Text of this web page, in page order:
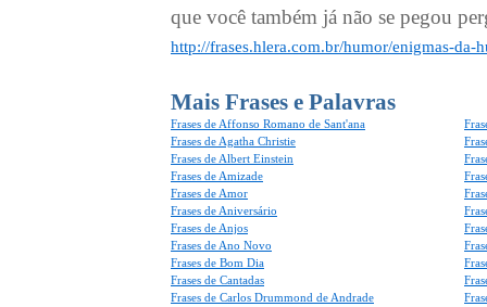
que você também já não se pegou
http://frases.hlera.com.br/humor/enigmas-da-
Mais Frases e Palavras
Frases de Affonso Romano de Sant'ana
Frases de Agatha Christie
Frases de Albert Einstein
Frases de Amizade
Frases de Amor
Frases de Aniversário
Frases de Anjos
Frases de Ano Novo
Frases de Bom Dia
Frases de Cantadas
Frases de Carlos Drummond de Andrade